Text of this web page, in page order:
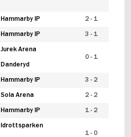
Hammarby IP 2 - 1
Hammarby IP 3 - 1
Jurek Arena
Danderyd
0 - 1
Hammarby IP 3 - 2
Sola Arena 2 - 2
Hammarby IP 1 - 2
Idrottsparken
1 - 0